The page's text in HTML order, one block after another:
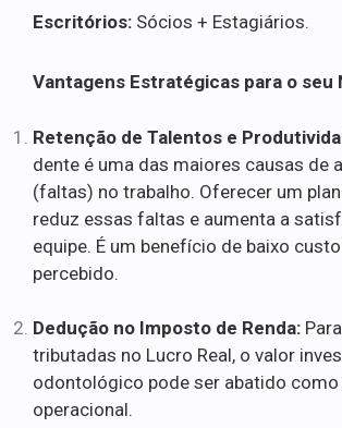
Escritórios: Sócios + Estagiários.
Vantagens Estratégicas para o seu
Retenção de Talentos e
dente é uma das maiores causas de
(faltas) no trabalho. Oferecer um
reduz essas faltas e aumenta a
equipe. É um benefício de baixo
percebido.
Dedução no Imposto de Renda:
tributadas no Lucro Real, o valor
odontológico pode ser abatido como
operacional.